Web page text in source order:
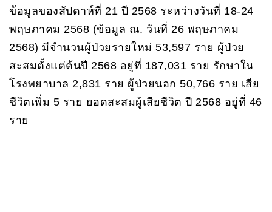
ข้อมูลของสัปดาห์ที่ 21 ปี 2568 ระหว่างวันที่ 18-24
พฤษภาคม 2568 (ข้อมูล ณ. วันที่ 26 พฤษภาคม
2568) มีจำนวนผู้ป่วยรายใหม่ 53,597 ราย ผู้ป่วย
สะสมตั้งแต่ต้นปี 2568 อยู่ที่ 187,031 ราย รักษาใน
โรงพยาบาล 2,831 ราย ผู้ป่วยนอก 50,766 ราย เสีย
ชีวิตเพิ่ม 5 ราย ยอดสะสมผู้เสียชีวิต ปี 2568 อยู่ที่ 46
ราย